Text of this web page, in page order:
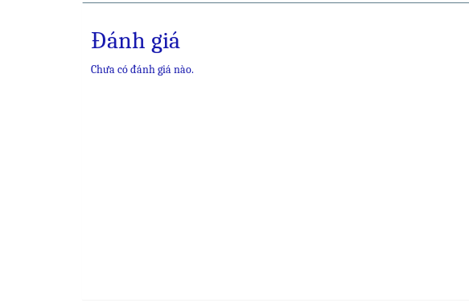
Đánh giá
Chưa có đánh giá nào.